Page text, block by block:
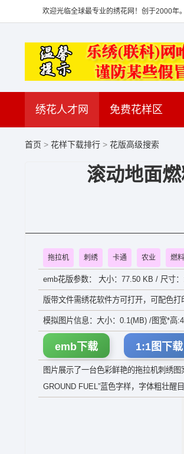
欢迎光临全球最专业的绣花网！创于2000年
绣花人才网 免费花样区
首页 > 花样下载排行 > 花版高级搜索
滚动地面
拖拉机 刺绣 卡通 农业 燃料
emb花版参数： 大小：77.50 KB / 尺寸
版带文件需绣花软件方可打开，可配色打
模拟图片信息：大小：0.1(MB) /图宽*高
emb下载 1:1图下载
图片展示了一台色彩鲜艳的拖拉机刺绣
GROUND FUEL”蓝色字样，字体粗壮醒